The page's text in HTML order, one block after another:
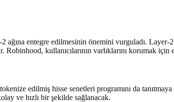
entegre edilmesinin önemini vurguladı. Layer-
kullanıcılarının varlıklarını korumak
edilmiş hisse senetleri programını da
ve hızlı bir şekilde sağlanacak.